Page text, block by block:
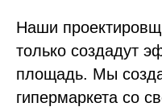
Наши
только создадут
площадь. Мы
гипермаркета со